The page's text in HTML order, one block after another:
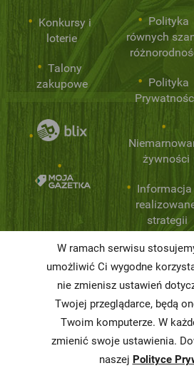
Konkursy i
loterie
Talony
zakupowe
Polityka
równych
Polityka
żywności
Informacja
strategii
Karty
W ramach serwisu
umożliwić Ci wygodne
nie zmienisz ustawień
Twojej przeglądarce, będą
Twoim komputerze. W
zmienić swoje ustawienia.
naszej Polityce